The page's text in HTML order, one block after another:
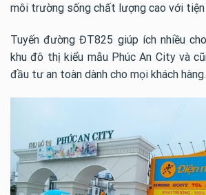
môi trường sống chất lượng cao với tiện
Tuyến đường ĐT825 giúp ích nhiều
khu đô thị kiểu mẫu Phúc An City và
đầu tư an toàn dành cho mọi khách hàng.